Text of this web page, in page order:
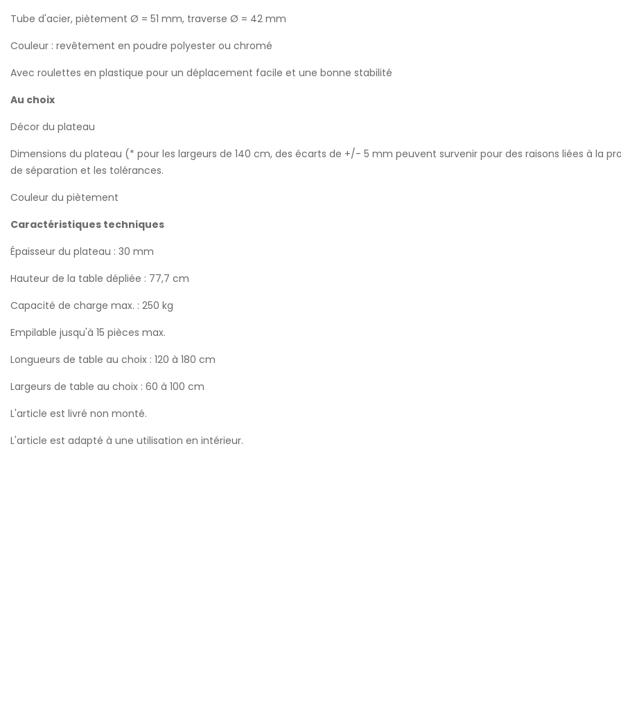
Tube d'acier, piètement Ø = 51 mm, traverse Ø = 42 mm
Couleur : revêtement en poudre polyester ou chromé
Avec roulettes en plastique pour un déplacement facile et une bonne stabilité
Au choix
Décor du plateau
Dimensions du plateau (* pour les largeurs de 140 cm, des écarts de +/- 5 mm peuvent survenir pour des raisons liées à la
de séparation et les tolérances.
Couleur du piètement
Caractéristiques techniques
Épaisseur du plateau : 30 mm
Hauteur de la table dépliée : 77,7 cm
Capacité de charge max. : 250 kg
Empilable jusqu'à 15 pièces max.
Longueurs de table au choix : 120 à 180 cm
Largeurs de table au choix : 60 à 100 cm
L'article est livré non monté.
L'article est adapté à une utilisation en intérieur.